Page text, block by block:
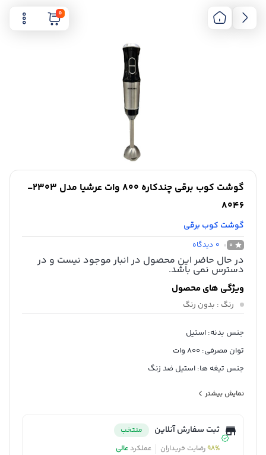
0
گوشت کوب برقی چندکاره 800 وات عرشیا مدل 2303-
8046
گوشت کوب برقی
0
0 دیدگاه
در حال حاضر این محصول در انبار موجود نیست و در
دسترس نمی باشد.
ویژگی های محصول
رنگ : بدون رنگ
جنس بدنه: استیل
توان مصرفی: 800 وات
جنس تیغه ها: استیل ضد زنگ
نمایش بیشتر
ثبت سفارش آنلاین
منتخب
98%رضایت خریداران عملکردعالی